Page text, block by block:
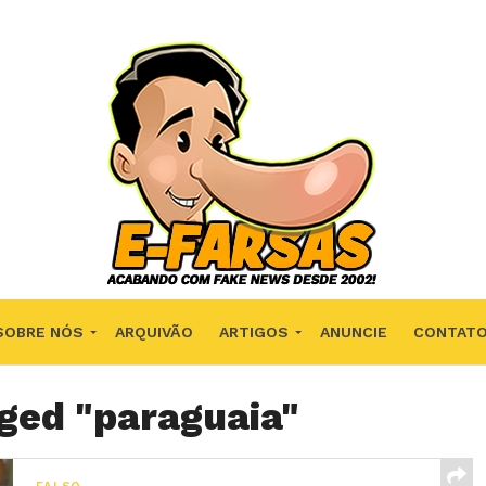
NÓS ARQUIVÃO ARTIGOS ANUNCIE CONTATO
"paraguaia"